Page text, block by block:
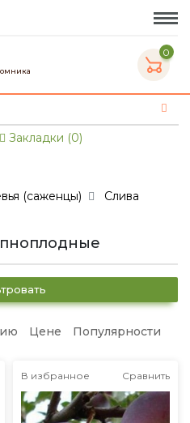
0
Закладки (0)
(саженцы)
Слива
Цене Популярности
В избранное Сравнить